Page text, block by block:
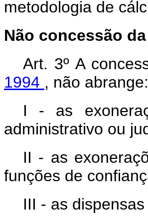
metodologia de
Não concessão
Art. 3º A
1994 , não abrange:
I - as
administrativo ou
II - as
funções de
III - as